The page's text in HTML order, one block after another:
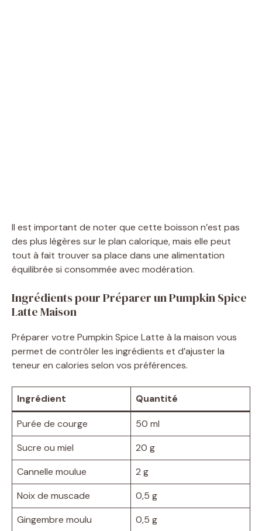
Il est important de noter que cette boisson n’est pas
des plus légères sur le plan calorique, mais elle peut
tout à fait trouver sa place dans une alimentation
équilibrée si consommée avec modération.
Ingrédients pour Préparer un Pumpkin Spice
Latte Maison
Préparer votre Pumpkin Spice Latte à la maison vous
permet de contrôler les ingrédients et d’ajuster la
teneur en calories selon vos préférences.
Ingrédient Quantité
Purée de courge
50 ml
Sucre ou miel
20 g
Cannelle moulue
2 g
Noix de muscade
0,5 g
Gingembre moulu
0,5 g